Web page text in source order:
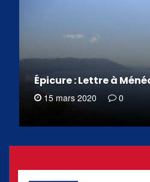
Épicure : Lettre à
15 mars 2020 0